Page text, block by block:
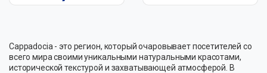
Cappadocia - это регион, который очаровывает посетителей со
всего мира своими уникальными натуральными красотами,
исторической текстурой и захватывающей атмосферой. В